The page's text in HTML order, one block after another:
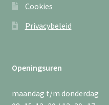
Cookies
Privacybeleid
Openingsuren
maandag t/m donderdag